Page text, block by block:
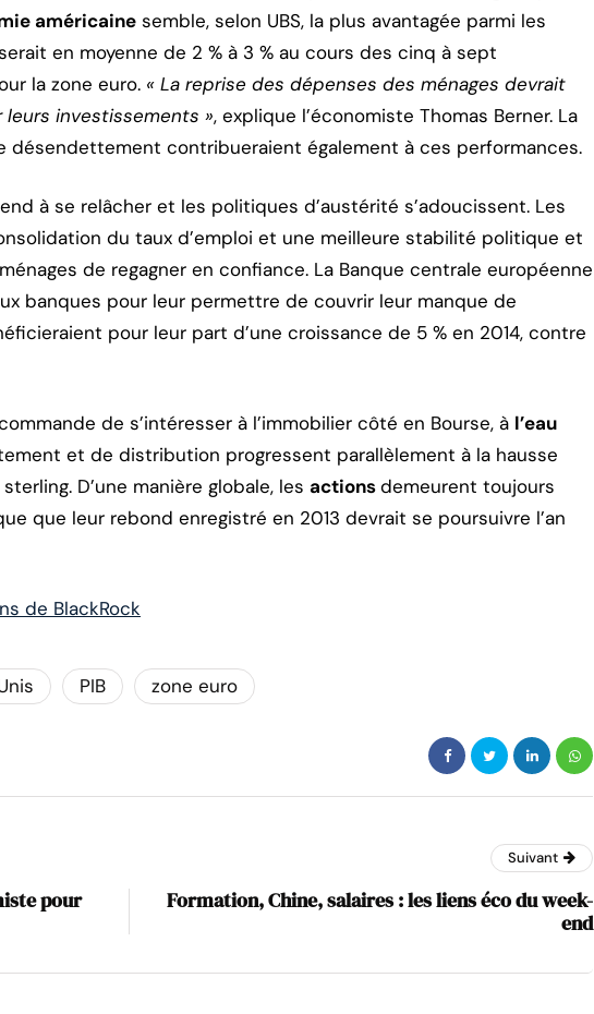
américaine semble, selon UBS, la plus avantagée parmi les
en moyenne de 2 % à 3 % au cours des cinq à sept
la zone euro. « La reprise des dépenses des ménages devrait
investissements », explique l’économiste Thomas Berner. La
désendettement contribueraient également à ces performances.
à se relâcher et les politiques d’austérité s’adoucissent. Les
du taux d’emploi et une meilleure stabilité politique et
de regagner en confiance. La Banque centrale européenne
banques pour leur permettre de couvrir leur manque de
pour leur part d’une croissance de 5 % en 2014, contre
de s’intéresser à l’immobilier côté en Bourse, à l’eau
et de distribution progressent parallèlement à la hausse
D’une manière globale, les actionsdemeurent toujours
que leur rebond enregistré en 2013 devrait se poursuivre l’an
de BlackRock
PIB zone euro
pour
Suivant
Formation, Chine, salaires : les liens éco du week-
end